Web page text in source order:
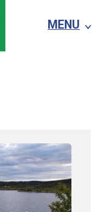
MENU